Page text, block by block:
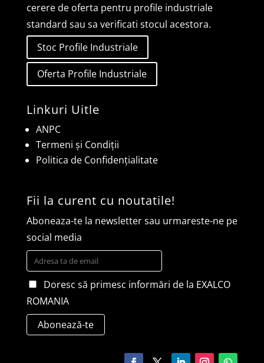
cerere de oferta pentru profile industriale
standard sau sa verificati stocul acestora.
Stoc Profile Industriale
Oferta Profile Industriale
Linkuri Uitle
ANPC
Termeni și Condiții
Politica de Confidențialitate
Fii la curent cu noutatile!
Aboneaza-te la newsletter sau urmareste-ne pe
social media
Doresc să primesc informări de la EXALCO
ROMANIA